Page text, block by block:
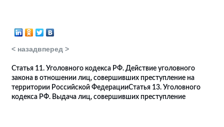
< назадвперед >
Статья 11. Уголовного кодекса РФ. Действие уголовного
закона в отношении лиц, совершивших преступление на
территории Российской ФедерацииСтатья 13. Уголовного
кодекса РФ. Выдача лиц, совершивших преступление